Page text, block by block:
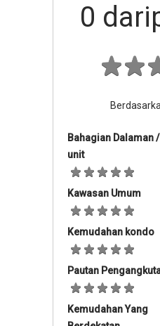
0
Bahagian Dalaman /
unit
Kawasan Umum
Kemudahan kondo
Pautan
Kemudahan Yang